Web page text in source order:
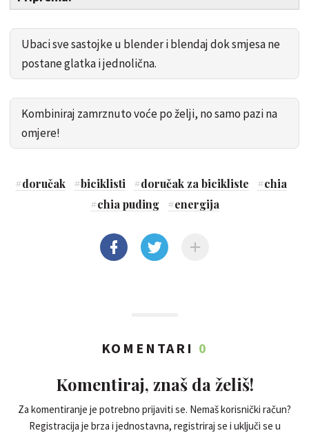
Ubaci sve sastojke u blender i blendaj dok smjesa ne
postane glatka i jednolična.
Kombiniraj zamrznuto voće po želji, no samo pazi na
omjere!
#doručak #biciklisti #doručak za bicikliste #chia
#chia puding #energija
KOMENTARI 0
Komentiraj, znaš da želiš!
Za komentiranje je potrebno prijaviti se. Nemaš korisnički račun?
Registracija je brza i jednostavna, registriraj se i uključi se u